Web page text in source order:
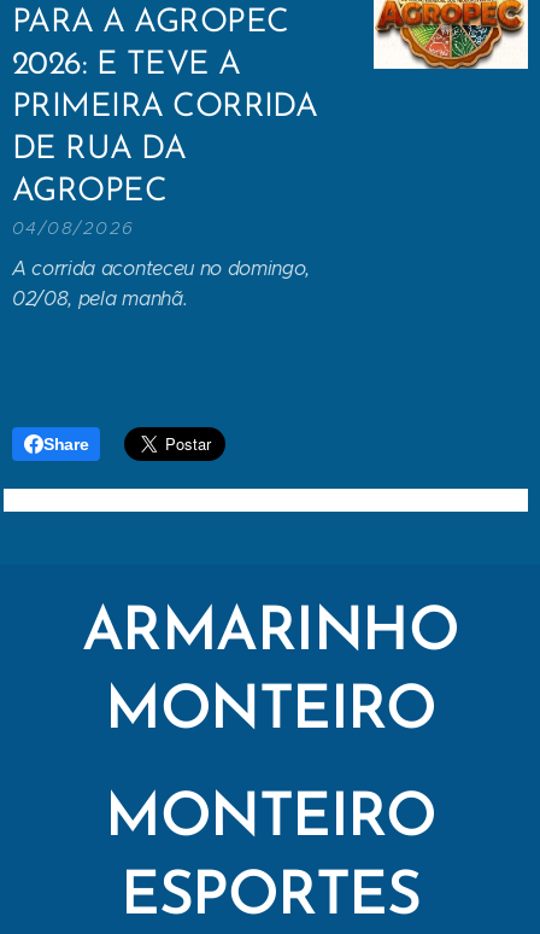
PARA A AGROPEC
2026: E TEVE A
PRIMEIRA CORRIDA
DE RUA DA
AGROPEC
04/08/2026
A corrida aconteceu no domingo,
02/08, pela manhã.
Share
ARMARINHO
MONTEIRO
MONTEIRO
ESPORTES